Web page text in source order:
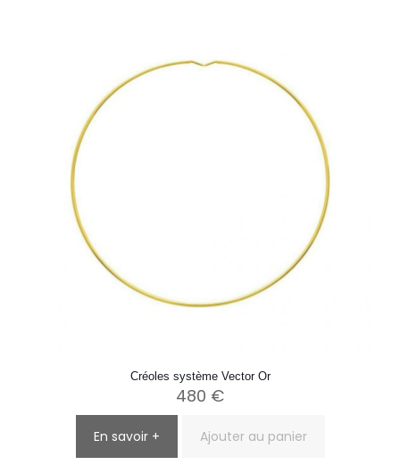
Créoles système Vector Or
480 €
En savoir + Ajouter au panier